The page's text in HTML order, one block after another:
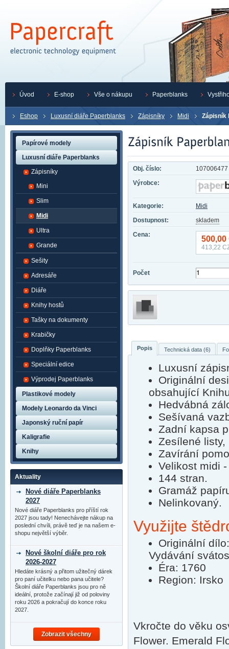
Eshop Luxusní diáře Paperblanks Zápisníky Midi Zápisník
Obj. číslo:
107006477
Výrobce:
Kategorie:
Midi
Dostupnost:
skladem
Cena:
500,00
413,22
Počet
Popis Technická data (6)
Luxusní
Originální
obsahující
Hedvábná
Sešívaná
Zadní kapsa
Zesílené
Zavírání
Velikost midi
144 stran.
Gramáž
Nelinkovaný.
Využijte
Originální
Vydávání
Éra: 1760
Region: Irsko
Vkročte do věku
Flower. Emerald
Papírové modely
Luxusní diáře Paperblanks
Zápisníky
Mini
Slim
Midi
Ultra
Grande
Sešity
Adresáře
Diáře
Knihy hostů
Tašky na dokumenty
Krabičky
Doplňky Paperblanks
Speciální edice
Výprodej Paperblanks
Plastikové modely
Modely Leonardo da Vinci
Japonský ruční papír
Kaligrafie
Knihy
Aktuality
Nové diáře Paperblanks
2027
Nové diáře Paperblanks pro příští rok
2027 jsou tady! Nenechávejte nákup na
poslední chvíli, právě teď je na našem e-
shopu největší výběr.
Nové školní diáře pro rok
2026-2027
Hledáte krásný a přitom užitečný dárek
pro paní učitelku nebo pana učitele?
Školní diáře Paperblanks jsou pro ně
ideální, protože začínají již od poloviny
roku 2026 a pokračují do konce roku
2027.
Zobrazit všechny
Úvod E-shop Vše o nákupu Paperblanks